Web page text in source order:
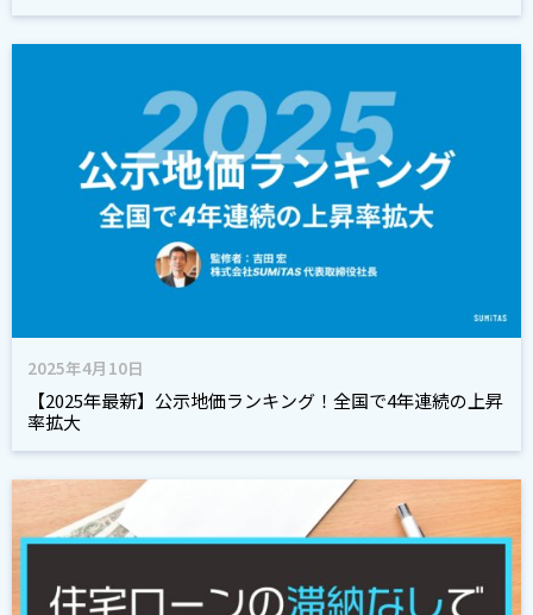
2025年4月10日
【2025年最新】公示地価ランキング！全国で4年連続の上昇
率拡大